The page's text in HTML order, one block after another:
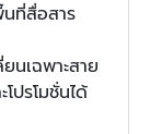
นที่สื่อสาร
ยนเฉพาะสาย
ปรโมชั่นได้